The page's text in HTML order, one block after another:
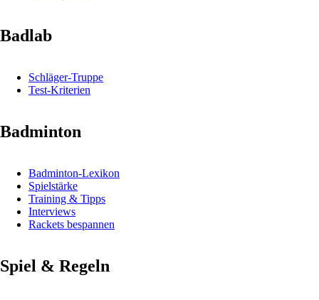
Badlab
Schläger-Truppe
Test-Kriterien
Badminton
Badminton-Lexikon
Spielstärke
Training & Tipps
Interviews
Rackets bespannen
Spiel & Regeln